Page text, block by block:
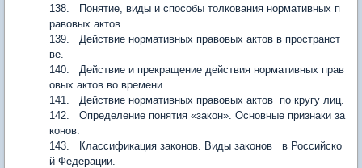
138. Понятие, виды и способы толкования нормативных п
равовых актов.
139. Действие нормативных правовых актов в пространст
ве.
140. Действие и прекращение действия нормативных прав
овых актов во времени.
141. Действие нормативных правовых актов по кругу лиц.
142. Определение понятия «закон». Основные признаки за
конов.
143. Классификация законов. Виды законов в Российско
й Федерации.